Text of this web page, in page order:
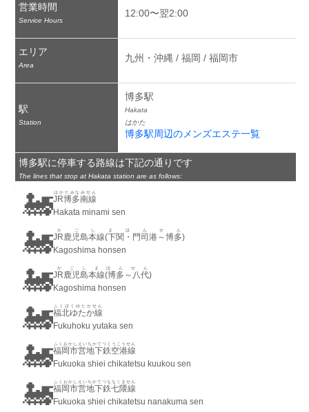
営業時間
Service Hours
12:00〜翌2:00
エリア
Area
九州・沖縄 / 福岡 / 福岡市
駅
Station
博多駅
Hakata
はかた
博多駅周辺のメンズエステ一覧
博多駅に停車する路線は下記の通りです
The lines that stop at Hakata station are as follows:
🚂JR博多南線
はかたみなみせん
Hakata minami sen
🚂JR鹿児島本線(下関・門司港～博多)
かごしまほんせん
Kagoshima honsen
🚂JR鹿児島本線(博多～八代)
かごしまほんせん
Kagoshima honsen
🚂福北ゆたか線
ふくほくゆたかせん
Fukuhoku yutaka sen
🚂福岡市営地下鉄空港線
ふくおかしえいちかてつくうこうせん
Fukuoka shiei chikatetsu kuukou sen
🚂福岡市営地下鉄七隈線
ふくおかしえいちかてつななくません
Fukuoka shiei chikatetsu nanakuma sen